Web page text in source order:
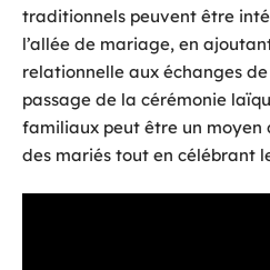
traditionnels peuvent être
l’allée de mariage, en
relationnelle aux échanges
passage de la cérémonie
familiaux peut être un moyen
des mariés tout en célébrant